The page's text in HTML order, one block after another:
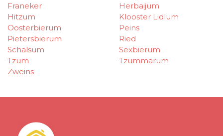
Franeker
Herbaijum
Hitzum
Klooster Lidlum
Oosterbierum
Peins
Pietersbierum
Ried
Schalsum
Sexbierum
Tzum
Tzummarum
Zweins